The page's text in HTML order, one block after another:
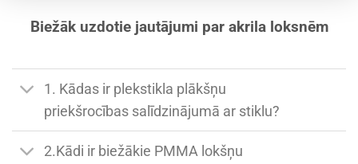
Biežāk uzdotie jautājumi par akrila loksnēm
1. Kādas ir plekstikla plākšņu
priekšrocības salīdzinājumā ar stiklu?
2.Kādi ir biežākie PMMA lokšņu